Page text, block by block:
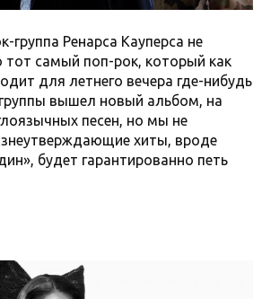
группа Ренарса Кауперса не
тот самый поп-рок, который как
для летнего вечера где-нибудь
вышел новый альбом, на
песен, но мы не
хиты, вроде
будет гарантированно петь